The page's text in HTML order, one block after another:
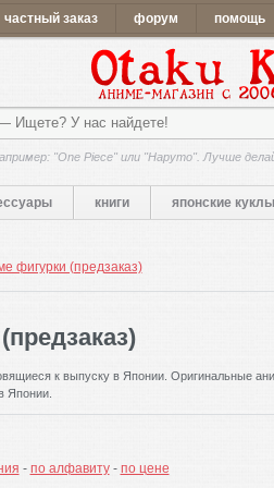
частный заказ форум помощь
"One Piece" или "Наруто". Лучше
книги японские куклы
фигурки (предзаказ)
к выпуску в Японии. Оригинальные
Японии.
- по алфавиту- по цене